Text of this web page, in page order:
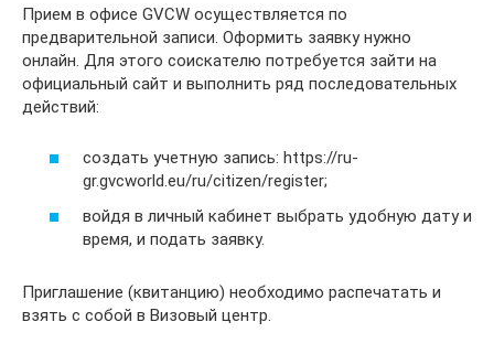
Прием в офисе GVCW осуществляется по
предварительной записи. Оформить заявку нужно
онлайн. Для этого соискателю потребуется зайти на
официальный сайт и выполнить ряд последовательных
действий:
создать учетную запись: https://ru-
gr.gvcworld.eu/ru/citizen/register;
войдя в личный кабинет выбрать удобную дату и
время, и подать заявку.
Приглашение (квитанцию) необходимо распечатать и
взять с собой в Визовый центр.